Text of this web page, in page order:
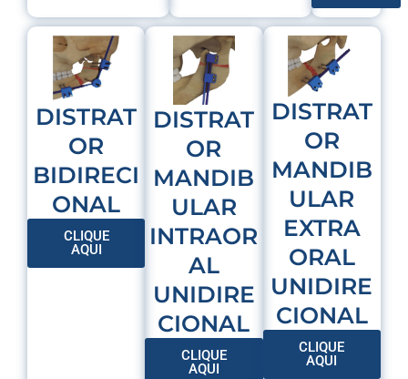
DISTRAT
OR
BIDIRECI
ONAL
CLIQUE
AQUI
DISTRAT
OR
MANDIB
ULAR
INTRAOR
AL
UNIDIRE
CIONAL
CLIQUE
AQUI
DISTRAT
OR
MANDIB
ULAR
EXTRA
ORAL
UNIDIRE
CIONAL
CLIQUE
AQUI